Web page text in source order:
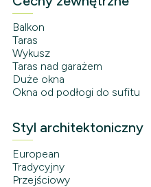
Balkon
Taras
Wykusz
Taras nad garażem
Duże okna
Okna od podłogi do sufitu
Styl architektoniczny
European
Tradycyjny
Przejściowy